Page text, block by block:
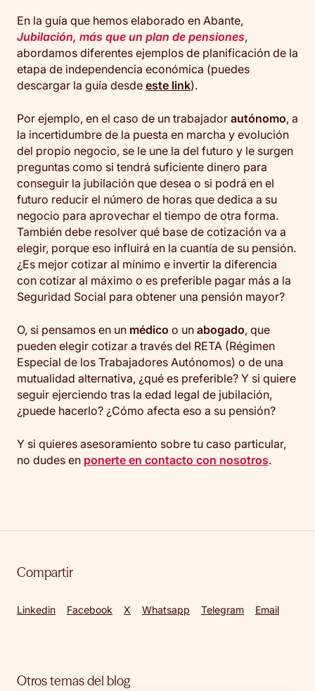
En la guía que hemos elaborado en Abante,
Jubilación, más que un plan de pensiones,
abordamos diferentes ejemplos de planificación de la
etapa de independencia económica (puedes
descargar la guía desde este link).
Por ejemplo, en el caso de un trabajador autónomo, a
la incertidumbre de la puesta en marcha y evolución
del propio negocio, se le une la del futuro y le surgen
preguntas como si tendrá suficiente dinero para
conseguir la jubilación que desea o si podrá en el
futuro reducir el número de horas que dedica a su
negocio para aprovechar el tiempo de otra forma.
También debe resolver qué base de cotización va a
elegir, porque eso influirá en la cuantía de su pensión.
¿Es mejor cotizar al mínimo e invertir la diferencia
con cotizar al máximo o es preferible pagar más a la
Seguridad Social para obtener una pensión mayor?
O, si pensamos en un médico o un abogado, que
pueden elegir cotizar a través del RETA (Régimen
Especial de los Trabajadores Autónomos) o de una
mutualidad alternativa, ¿qué es preferible? Y si quiere
seguir ejerciendo tras la edad legal de jubilación,
¿puede hacerlo? ¿Cómo afecta eso a su pensión?
Y si quieres asesoramiento sobre tu caso particular,
no dudes en ponerte en contacto con nosotros.
Compartir
Linkedin Facebook X Whatsapp Telegram Email
Otros temas del blog